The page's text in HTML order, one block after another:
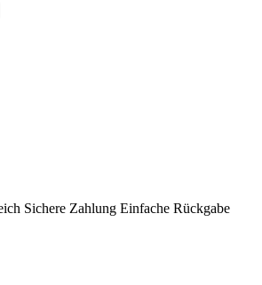
Sichere Zahlung Einfache Rückgabe